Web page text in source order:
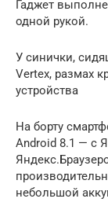
Гаджет
одной рукой.
У синички,
Vertex, размах
устройства
На борту
Android 8.1 — с
небольшой